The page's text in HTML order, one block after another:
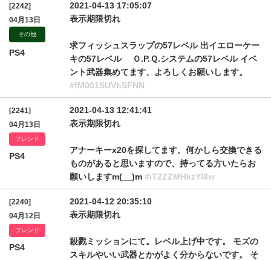
[2242]
04月13日
その他
PS4
2021-04-13 17:05:07
表示期限切れ
求フィッシュスラップの57レベル 出イエローケー
キの57レベル Ｏ.P.Ｑ.システムの57レベル イベ
ント武器集めてます、よろしくお願いします。
#fM001SUVhSFNN
[2241]
04月13日
フレンド
PS4
2021-04-13 12:41:41
表示期限切れ
アナーキーx20を探してます。何かしら交換できる
ものがあると思いますので、持ってる方いたらお
願いしますm(__)m #iT2ZZMHkzYl8w
[2240]
04月12日
フレンド
PS4
2021-04-12 20:35:10
表示期限切れ
殺戮ミッションにて。レベル上げ中です。 モズの
スキルやいい武器とかがよく分からないです。 そ